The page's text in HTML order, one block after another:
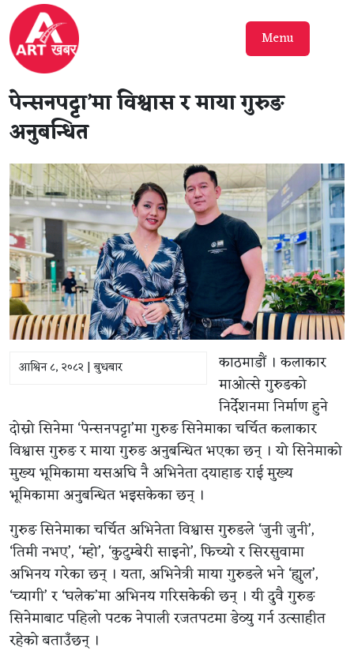
Menu
पेन्सनपट्टा’मा विश्वास र माया गुरुङ
अनुबन्धित
आश्विन ८, २०८२ | बुधबार
काठमाडाैं । कलाकार
माओत्से गुरुङको
निर्देशनमा निर्माण हुने
दोस्रो सिनेमा ‘पेन्सनपट्टा’मा गुरुङ सिनेमाका चर्चित कलाकार
विश्वास गुरुङ र माया गुरुङ अनुबन्धित भएका छन् । यो सिनेमाको
मुख्य भूमिकामा यसअघि नै अभिनेता दयाहाङ राई मुख्य
भूमिकामा अनुबन्धित भइसकेका छन् ।
गुरुङ सिनेमाका चर्चित अभिनेता विश्वास गुरुङले ‘जुनी जुनी’,
‘तिमी नभए’, ‘म्हो’, ‘कुटुम्बेरी साइनो’, फिच्यो र सिरसुवामा
अभिनय गरेका छन् । यता, अभिनेत्री माया गुरुङले भने ‘ह्युल’,
‘च्यागी’ र ‘घलेक’मा अभिनय गरिसकेकी छन् । यी दुवै गुरुङ
सिनेमाबाट पहिलो पटक नेपाली रजतपटमा डेव्यु गर्न उत्साहीत
रहेको बताउँछन् ।